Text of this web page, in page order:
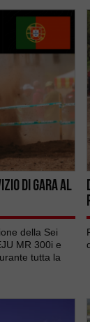
di gara al
della Sei
MR 300i e
tutta la